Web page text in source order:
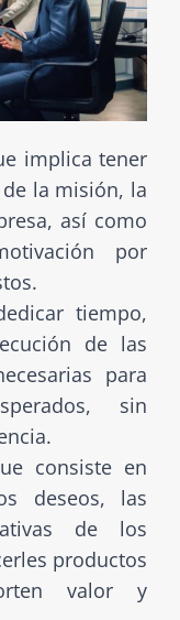
implica tener
la misión, la
así como
por
tiempo,
de las
para
sin
consiste en
deseos, las
de los
productos
valor y